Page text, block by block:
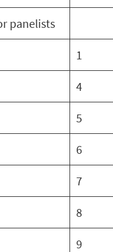
panelists
1
4
5
6
7
8
9